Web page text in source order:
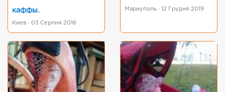
каффы.
Киев · 03 Серпня 2016
Мариуполь · 12 Грудня 2019